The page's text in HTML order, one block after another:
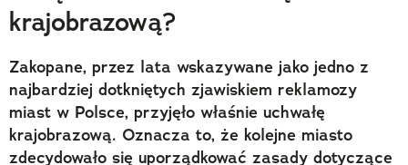
krajobrazową?
Zakopane, przez lata wskazywane jako jedno z
najbardziej dotkniętych zjawiskiem reklamozy
miast w Polsce, przyjęło właśnie uchwałę
krajobrazową. Oznacza to, że kolejne miasto
zdecydowało się uporządkować zasady dotyczące